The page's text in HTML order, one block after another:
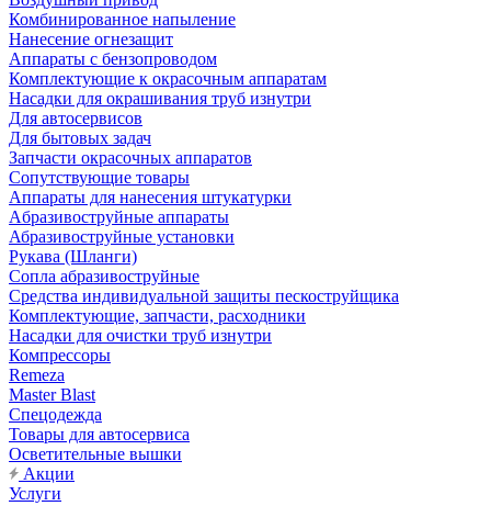
Комбинированное напыление
Нанесение огнезащит
Аппараты с бензопроводом
Комплектующие к окрасочным аппаратам
Насадки для окрашивания труб изнутри
Для автосервисов
Для бытовых задач
Запчасти окрасочных аппаратов
Сопутствующие товары
Аппараты для нанесения штукатурки
Aбразивоструйные аппараты
Абразивоструйные установки
Рукава (Шланги)
Сопла абразивоструйные
Средства индивидуальной защиты пескоструйщика
Комплектующие, запчасти, расходники
Насадки для очистки труб изнутри
Компрессоры
Remeza
Master Blast
Спецодежда
Товары для автосервиса
Осветительные вышки
Акции
Услуги